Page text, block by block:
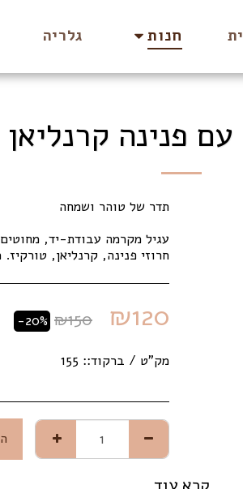
חנות גלריה
פנינה קרנליאן
חרוזי פנינה, קרנליאן,
₪120
₪150
-20%
מק"ט / ברקוד:: 155